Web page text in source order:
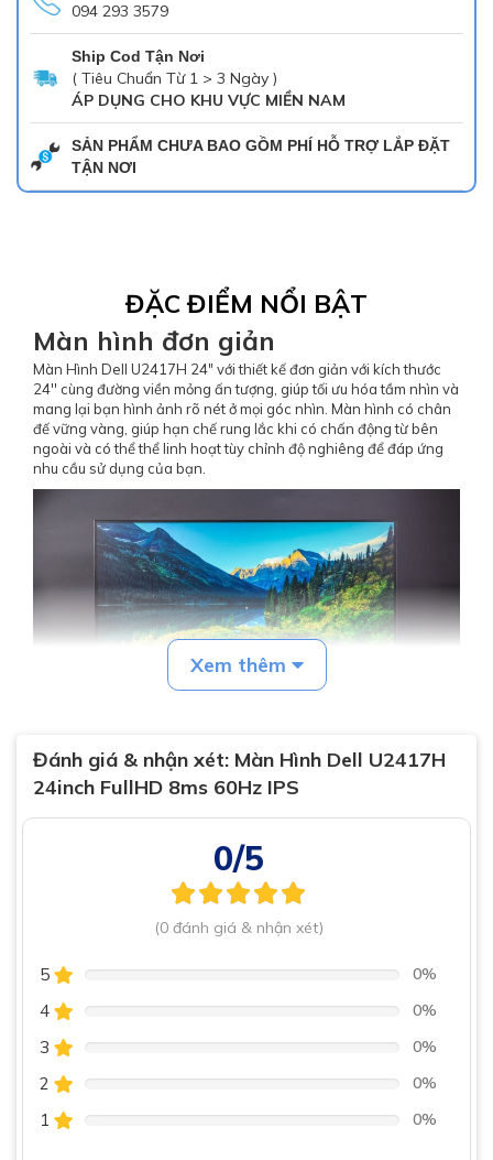
Tần số quét:60Hz
Góc nhìn: 178° / 178°
Độ phủ màu:
Chuẩn treo tường:VESA 100x100
094 293 3579
Ship Cod Tận Nơi
( Tiêu Chuẩn Từ 1 > 3 Ngày )
ÁP DỤNG CHO KHU VỰC MIỀN NAM
SẢN PHẨM CHƯA BAO GỒM PHÍ HỖ TRỢ LẮP ĐẶT
TẬN NƠI
ĐẶC ĐIỂM NỔI BẬT
Màn hình đơn giản
Màn Hình Dell U2417H 24" với thiết kế đơn giản với kích thước
24'' cùng đường viền mỏng ấn tượng, giúp tối ưu hóa tầm nhìn và
mang lại bạn hình ảnh rõ nét ở mọi góc nhìn. Màn hình có chân
đế vững vàng, giúp hạn chế rung lắc khi có chấn động từ bên
ngoài và có thể thể linh hoạt tùy chỉnh độ nghiêng để đáp ứng
nhu cầu sử dụng của bạn.
Chất lượng hình ảnh sống động
phản tĩnh 1000:1 và thời gian đáp ứng 8 ms, mang đến bạn
những khung hình sống động với chất lượng cao, đáp ứng các
nhu cầu làm việc, học tập hoặc giải trí của bạn.
Xem thêm
Đánh giá & nhận xét: Màn Hình Dell U2417H
24inch FullHD 8ms 60Hz IPS
0/5
(0 đánh giá & nhận xét)
5 0%
4 0%
3 0%
2 0%
1 0%